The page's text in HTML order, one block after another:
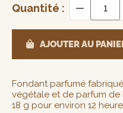
Quantité :
AJOUTER AU
Fondant parfumé
végétale et de parfum de
18 g pour environ 12